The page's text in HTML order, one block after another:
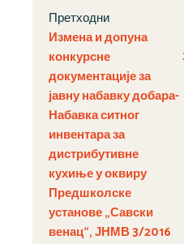
Претходни
Измена и допуна
конкурсне
документације за
јавну набавку добара-
Набавка ситног
инвентара за
дистрибутивне
кухиње у оквиру
Предшколске
установе „Савски
венац“, ЈНМВ 3/2016